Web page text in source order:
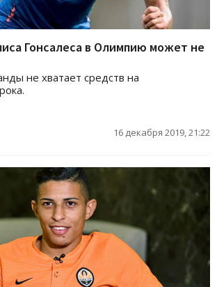
Гонсалеса в Олимпию может не
не хватает средств на
16 декабря 2019, 21:22